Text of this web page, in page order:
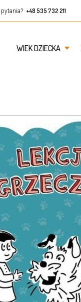
+48 535 732 211
WIEK DZIECKA